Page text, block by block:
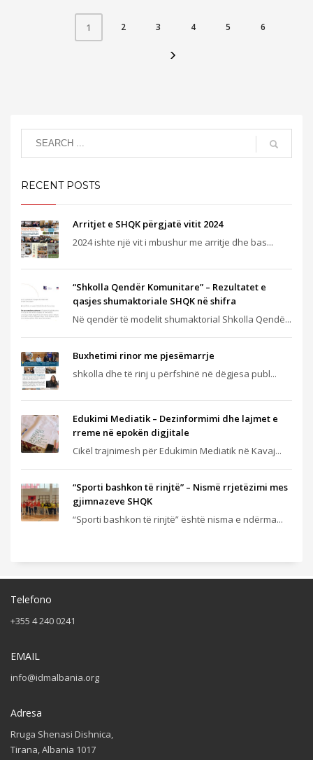
1 2 3 4 5 6
RECENT POSTS
Arritjet e SHQK përgjatë vitit 2024
2024 ishte një vit i mbushur me arritje dhe bas...
“Shkolla Qendër Komunitare” – Rezultatet e
qasjes shumaktoriale SHQK në shifra
Në qendër të modelit shumaktorial Shkolla Qendë...
Buxhetimi rinor me pjesëmarrje
shkolla dhe të rinj u përfshinë në dëgjesa publ...
Edukimi Mediatik – Dezinformimi dhe lajmet e
rreme në epokën digjitale
Cikël trajnimesh për Edukimin Mediatik në Kavaj...
“Sporti bashkon të rinjtë” – Nismë rrjetëzimi mes
gjimnazeve SHQK
“Sporti bashkon të rinjtë” është nisma e ndërma...
Telefono
+355 4 240 0241
EMAIL
info@idmalbania.org
Adresa
Rruga Shenasi Dishnica,
Tirana, Albania 1017